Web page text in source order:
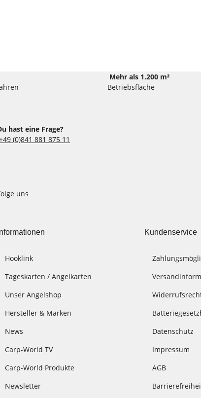
Mehr als 1.200 m²
Betriebsfläche
hast eine Frage?
(0)841 881 875 11
uns
Informationen
Hooklink
Tageskarten / Angelkarten
Unser Angelshop
Hersteller & Marken
News
Carp-World TV
Carp-World Produkte
Newsletter
Kundenservice
Datenschutz
Impressum
AGB